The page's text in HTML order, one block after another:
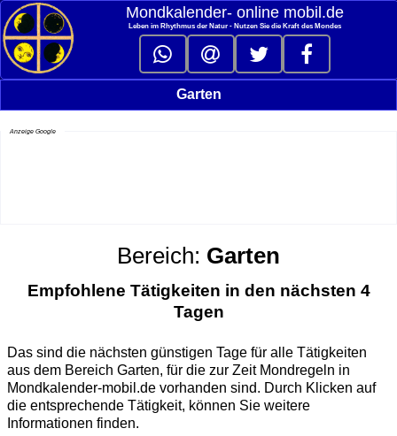
Mondkalender‑ online mobil.de
Leben im Rhythmus der Natur - Nutzen Sie die Kraft des Mondes
Garten
Anzeige Google
Bereich: Garten
Empfohlene Tätigkeiten in den nächsten 4
Tagen
Das sind die nächsten günstigen Tage für alle Tätigkeiten
aus dem Bereich Garten, für die zur Zeit Mondregeln in
Mondkalender-mobil.de vorhanden sind. Durch Klicken auf
die entsprechende Tätigkeit, können Sie weitere
Informationen finden.